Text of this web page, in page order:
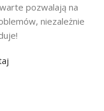
pozwalają na
niezależnie